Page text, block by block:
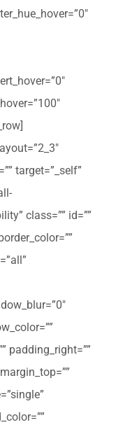
target=”_self”
class=”” id=””
padding_right=””